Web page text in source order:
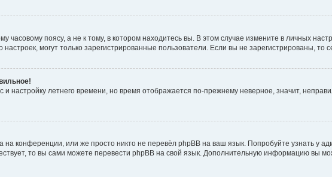
часовому поясу, а не к тому, в котором находитесь вы. В этом случае измените в личных
могут только зарегистрированные пользователи. Если вы не зарегистрированы, то
и настройку летнего времени, но время отображается по-прежнему неверное, значит,
на конференции, или же просто никто не перевёл phpBB на ваш язык. Попробуйте узнать у
то вы сами можете перевести phpBB на свой язык. Дополнительную информацию вы